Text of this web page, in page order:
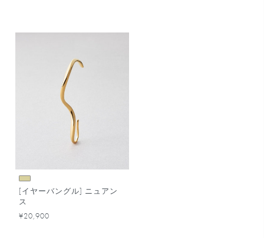
[イヤーバングル] ニュアン
ス
¥20,900